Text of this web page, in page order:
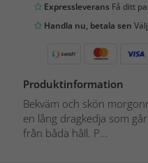
Expressleverans Få ditt
Handla nu, betala sen
Produktinformation
Bekväm och skön
en lång dragkedja som
från båda håll. P...